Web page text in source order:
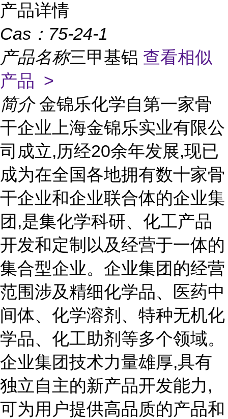
产品详情
Cas： 75-24-1
产品名称三甲基铝 查看相似
产品 >
简介 金锦乐化学自第一家骨
干企业上海金锦乐实业有限公
司成立,历经20余年发展,现已
成为在全国各地拥有数十家骨
干企业和企业联合体的企业集
团,是集化学科研、化工产品
开发和定制以及经营于一体的
集合型企业。企业集团的经营
范围涉及精细化学品、医药中
间体、化学溶剂、特种无机化
学品、化工助剂等多个领域。
企业集团技术力量雄厚,具有
独立自主的新产品开发能力,
可为用户提供高品质的产品和